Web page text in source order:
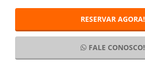
RESERVAR AGORA!
FALE CONOSCO!